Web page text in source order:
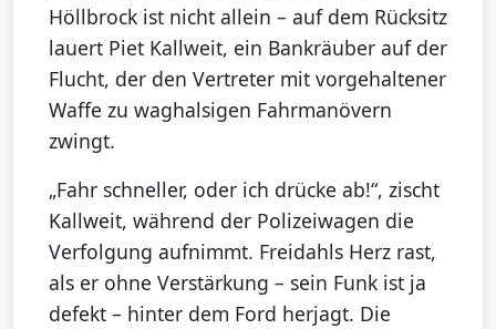
Höllbrock ist nicht allein – auf dem Rücksitz
lauert Piet Kallweit, ein Bankräuber auf der
Flucht, der den Vertreter mit vorgehaltener
Waffe zu waghalsigen Fahrmanövern
zwingt.
„Fahr schneller, oder ich drücke ab!“, zischt
Kallweit, während der Polizeiwagen die
Verfolgung aufnimmt. Freidahls Herz rast,
als er ohne Verstärkung – sein Funk ist ja
defekt – hinter dem Ford herjagt. Die